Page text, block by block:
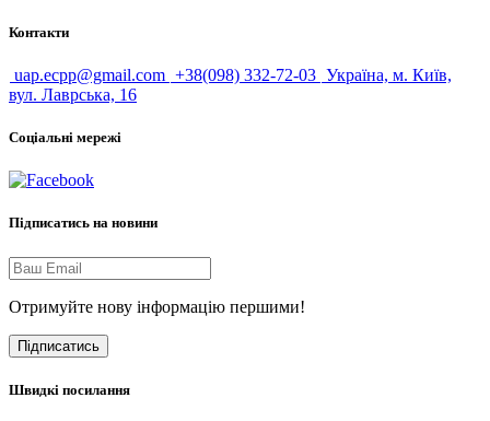
Контакти
uap.ecpp@gmail.com +38(098) 332-72-03 Україна, м. Київ,
вул. Лаврська, 16
Соціальні мережі
Підписатись на новини
Отримуйте нову інформацію першими!
Підписатись
Швидкі посилання